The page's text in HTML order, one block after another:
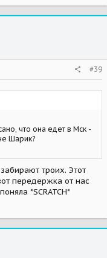
#39
что она едет в Мск -
Шарик?
троих. Этот
передержка от нас
*SCRATCH*